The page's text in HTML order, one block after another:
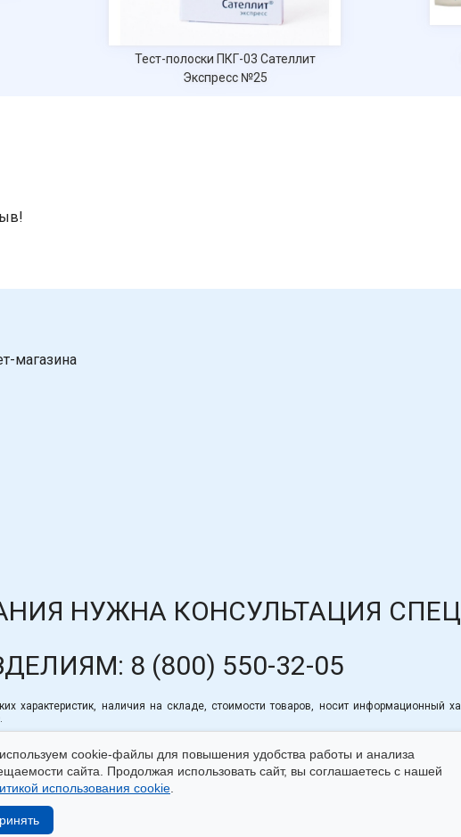
Тест-полоски ПКГ-03 Сателлит
Экспресс №25
магазина
НУЖНА КОНСУЛЬТАЦИЯ
8 (800) 550-32-05
характеристик, наличия на складе, стоимости товаров, носит информационный
сайтом
Согласие на обработку
cookie-файлы для повышения удобства работы и анализа
сайта. Продолжая использовать сайт, вы соглашаетесь с нашей
использования cookie